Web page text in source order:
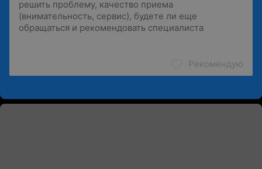
Рекомендую